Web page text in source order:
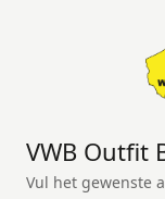
VWB Outfit
Vul het gewenste